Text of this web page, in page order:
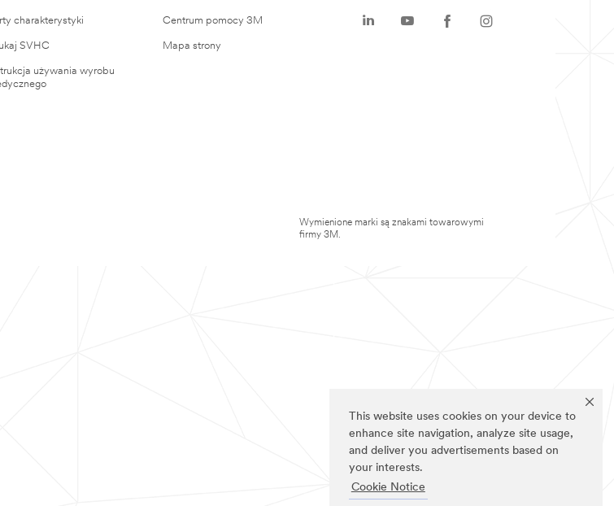
This website uses cookies on your device to
enhance site navigation, analyze site usage,
and deliver you advertisements based on
your interests.
Cookie Notice
charakterystyki
SVHC
używania wyrobu
Centrum pomocy 3M
Mapa strony
Wymienione marki są znakami towarowymi
firmy 3M.